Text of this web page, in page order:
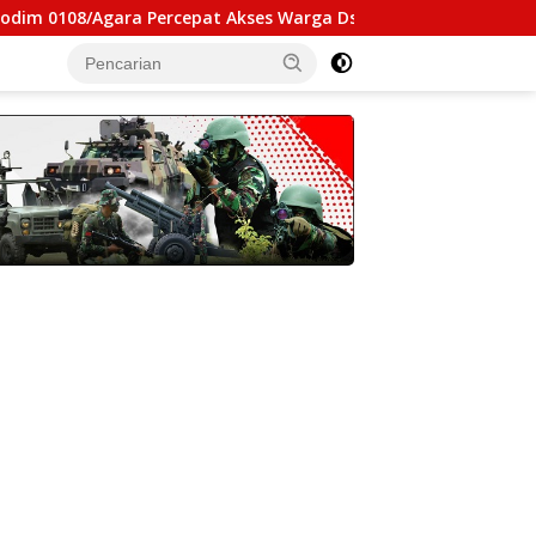
Percepat Akses Warga Ds. Kuning Abadi Aceh Tenggara